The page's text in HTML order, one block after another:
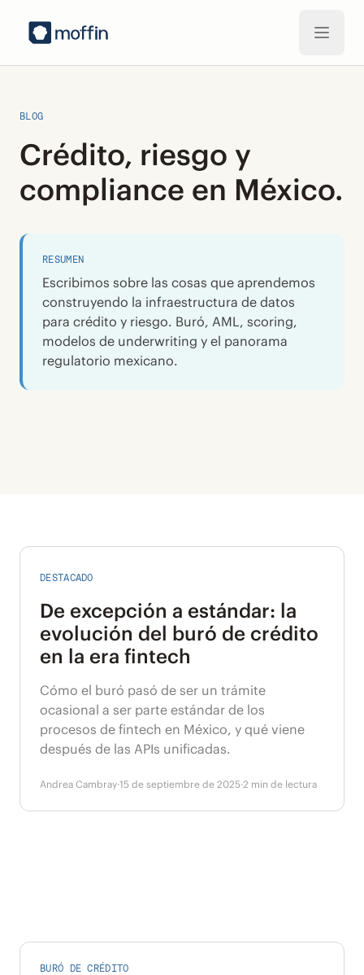
BLOG
Crédito, riesgo y
compliance en México.
RESUMEN
Escribimos sobre las cosas que aprendemos
construyendo la infraestructura de datos
para crédito y riesgo. Buró, AML, scoring,
modelos de underwriting y el panorama
regulatorio mexicano.
DESTACADO
De excepción a estándar: la
evolución del buró de crédito
en la era fintech
Cómo el buró pasó de ser un trámite
ocasional a ser parte estándar de los
procesos de fintech en México, y qué viene
después de las APIs unificadas.
Andrea Cambray·15 de septiembre de 2025·2 min de lectura
BURÓ DE CRÉDITO